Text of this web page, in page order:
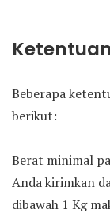
Beberapa
berikut:
Berat minimal
Anda kirimkan
dibawah 1 Kg